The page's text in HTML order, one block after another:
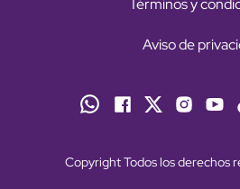
Términos y
Aviso de
Copyright Todos los derechos